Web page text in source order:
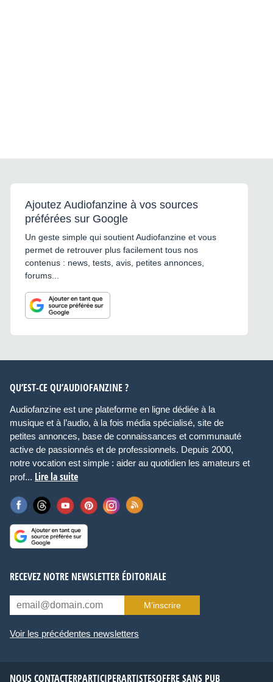
Ajoutez Audiofanzine à vos sources
préférées sur Google
Un geste simple qui soutient Audiofanzine et vous
permet de retrouver plus facilement tous nos
contenus : news, tests, avis, petites annonces,
forums...
QU’EST-CE QU’AUDIOFANZINE ?
Audiofanzine est une plateforme en ligne dédiée à la
musique et à l’audio, à la fois média spécialisé, site de
petites annonces, base de connaissances et communauté
active de passionnés et de professionnels. Depuis 2000,
notre vocation est simple : aider au quotidien les amateurs et
prof... Lire la suite
RECEVEZ NOTRE NEWSLETTER ÉDITORIALE
M’inscrire
Voir les précédentes newsletters
NOUS CONTACTERPARTICIPERARTISTESOFFRE SANS PUB